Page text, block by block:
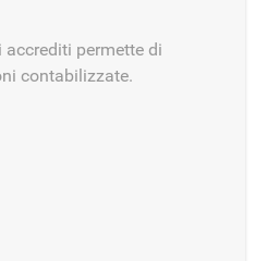
permette di
contabilizzate.